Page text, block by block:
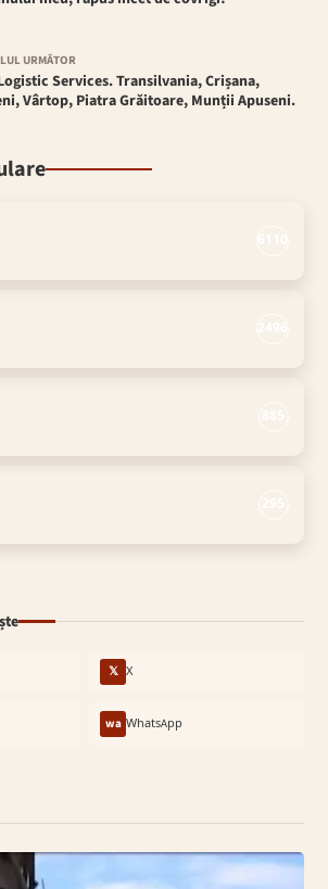
URMĂTOR
Services. Transilvania, Crișana,
Vârtop, Piatra Grăitoare, Munții Apuseni.
𝕏 X
wa WhatsApp